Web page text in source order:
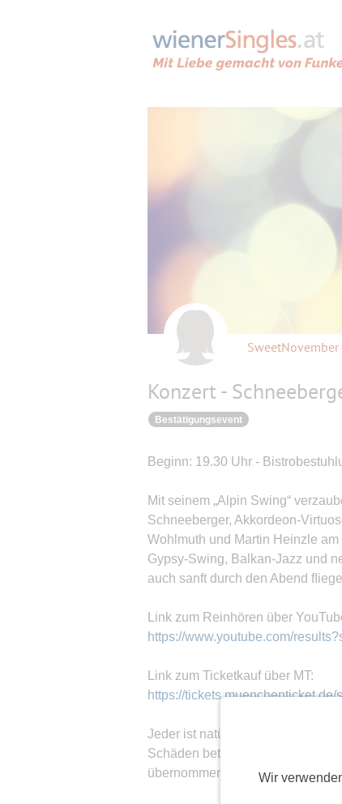
Wir
SweetNovember
Konzert -
Bestätigungsevent
Beginn: 19.30 Uhr -
Mit seinem „Alpin Swing“
Schneeberger, Akkordeon-
Wohlmuth und Martin Heinzle
Gypsy-Swing, Balkan-Jazz und
auch sanft durch den Abend
Link zum Reinhören über
https://www.youtube.com/
Link zum Ticketkauf über MT:
https://
Jeder ist natürlich für sich selbst
Schäden betreffend des Events
übernommen.